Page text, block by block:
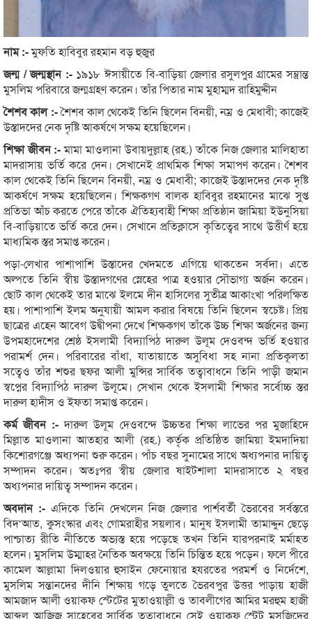
নাম :-মুফতি হাবিবুর রহমান বড় হুজুর
জন্ম / জন্মস্থান :- ১৯১৮ ঈসায়ীতে বি-বাড়িয়া জেলার রসুলপুর গ্রামের সম্ভ্রান্ত
মুসলিম পরিবারে জন্মগ্রহণ করেন। তাঁর পিতার নাম মুহাম্মদ রাহিমুদ্দীন
শৈশব কাল :-শৈশব কাল থেকেই তিনি ছিলেন বিনয়ী, নম্র ও মেধাবী; কাজেই
উস্তাদদের নেক দৃষ্টি আকর্ষণে সক্ষম হয়েছিলেন।
শিক্ষা জীবন :-মামা মাওলানা উবায়দুল্লাহ (রহ.) তাঁকে নিজ জেলার মালিহাতা
মাদরাসায় ভর্তি করে দেন। সেখানেই প্রাথমিক শিক্ষা সমাপণ করেন। শৈশব
কাল থেকেই তিনি ছিলেন বিনয়ী, নম্র ও মেধাবী; কাজেই উস্তাদদের নেক দৃষ্টি
আকর্ষণে সক্ষম হয়েছিলেন। শিক্ষকগণ বালক হাবিবুর রহমানের মাঝে সুপ্ত
প্রতিভা আঁচ করতে পেরে তাঁকে ঐতিহ্যবাহী শিক্ষা প্রতিষ্ঠান জামিয়া ইউনুসিয়া
বি-বাড়িয়াতে ভর্তি করে দেন। সেখানে প্রতিক্লাসে কৃতিত্বের সাথে উত্তীর্ণ হয়ে
মাধ্যমিক স্তর সমাপ্ত করেন।
পড়া-লেখার পাশাপাশি উস্তাদের খেদমতে এগিয়ে থাকতেন সর্বদা। এতে
অল্পতে তিনি স্বীয় উস্তাদগণের স্নেহের পাত্র হওয়ার সৌভাগ্য অর্জন করেন।
ছোট কাল থেকেই তার মাঝে ইলমে দীন হাসিলের সুতীব্র আকাংখা পরিলক্ষিত
হয়। পাশাপাশি ইলম অনুযায়ী আমল করার বিষয়ে তিনি ছিলেন স্বচেষ্ট। প্রিয়
ছাত্রের এহেন আবেগ উদ্বীপনা দেখে শিক্ষকগণ তাঁকে উচ্চ শিক্ষা অর্জনের জন্য
উপমহাদেশের শ্রেষ্ঠ ইসলামী বিদ্যাপিঠ দারুল উলূম দেওবন্দ ভর্তি হওয়ার
পরামর্শ দেন। পরিবারের বাঁধা, যাতায়াতে অসুবিধা সহ নানা প্রতিকূলতা
সত্বেও তাঁর শশুর ছফর আলী মুন্সির সার্বিক তত্বাবাধনে তিনি পাড়ী জমান
স্বপ্নের বিদ্যাপিঠ দারুল উলূমে। সেখান থেকে ইসলামী শিক্ষার সর্বোচ্চ স্তর
দারুল হাদীস ও ইফতা সমাপ্ত করেন।
কর্ম জীবন :-দারুল উলূম দেওবন্দে উচ্চতর শিক্ষা লাভের পর মুজাহিদে
মিল্লাত মাওলানা আতহার আলী (রহ.) কর্তৃক প্রতিষ্ঠিত জামিয়া ইমদাদিয়া
কিশোরগঞ্জে অধ্যপনা শুরু করেন। পাঁচ বছর সুনামের সাথে অধ্যপনার দায়িত্ব
সম্পাদন করেন। অতঃপর স্বীয় জেলার ষাইটশালা মাদরাসাতে ২ বছর
অধ্যপনার দায়িত্ব সম্পাদন করেন।
অবদান :- এদিকে তিনি দেখলেন নিজ জেলার পার্শবর্তী ভৈরবের সর্বস্তরে
বিদ‘আত, কুসংস্কার এবং গোমরাহীর সয়লাব। মানুষ ইসলামী তামাদ্দুন ছেড়ে
পাশ্চাত্য রীতি নীতিতে অভ্যস্ত হয়ে পড়েছে তখন তিনি যারপরনাই মর্মাহত
হলেন। মুসলিম উম্মাহর নৈতিক অবক্ষয়ে তিনি চিন্তিত হয়ে পড়েন। ফলে পীরে
কামেল আল্লামা দিলওয়ার হুসাইন ফেনোয়ার হযরতের পরমর্শ ও নির্দেশে,
মুসলিম সন্তানদের দীনি শিক্ষায় গড়ে তুলতে ভৈরবপুর উত্তর পাড়ায় হাজী
আমজাদ আলী ওয়াকফ স্টেটের মুতাওয়াল্লী ও তাবলীগের আমির মরহুম হাজী
আব্দুল আজিজ সাহেবের সার্বিক তত্বাবাধনে সেই ওয়াকফ স্টেট মসজিদের